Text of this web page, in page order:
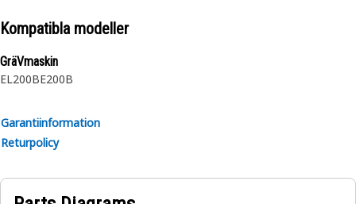
Kompatibla modeller
GräVmaskin
EL200BE200B
Garantiinformation
Returpolicy